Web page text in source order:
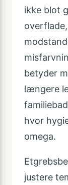
ikke blot
betyder
længere
hvor
omega.
justere